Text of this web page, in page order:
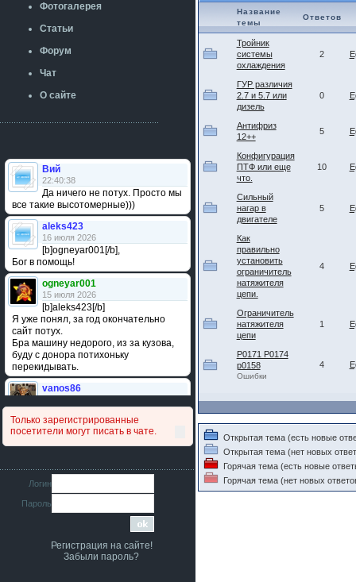
Фотогалерея
Статьи
Форум
Чат
О сайте
Вий
22:40:38
Да ничего не потух. Просто мы
все такие высотомерные)))
aleks423
16 июля 2026
[b]ogneyar001[/b],
Бог в помощь!
ogneyar001
15 июля 2026
[b]aleks423[/b]
Я уже понял, за год окончательно
сайт потух.
Бра машину недорого, из за кузова,
буду с донора потихоньку
перекидывать.
vanos86
сравнивал подушку акпп бензиновой и
дизельной машины намера
4578063AG и 4578061AG? По фото
iMrCoffeeBLR4
11 июля 2026
[b]era124[/b],
Ага понял буду знать спасибо
era124
7 июля 2026
Только зарегистрированные
посетители могут писать в чате.
Логин
Пароль
Регистрация на сайте!
Забыли пароль?
Название
темы
Ответов
Тройник
системы
охлаждения
2
ГУР различия
2.7 и 5.7 или
дизель
0
Антифриз
12++
5
Конфигурация
ПТФ или еще
что.
10
Сильный
нагар в
двигателе
5
Как
правильно
установить
ограничитель
натяжителя
цепи.
4
Ограничитель
натяжителя
цепи
1
P0171 P0174
p0158
Ошибки
4
Открытая тема (есть новые
Открытая тема (нет новых
Горячая тема (есть новые
Горячая тема (нет новых